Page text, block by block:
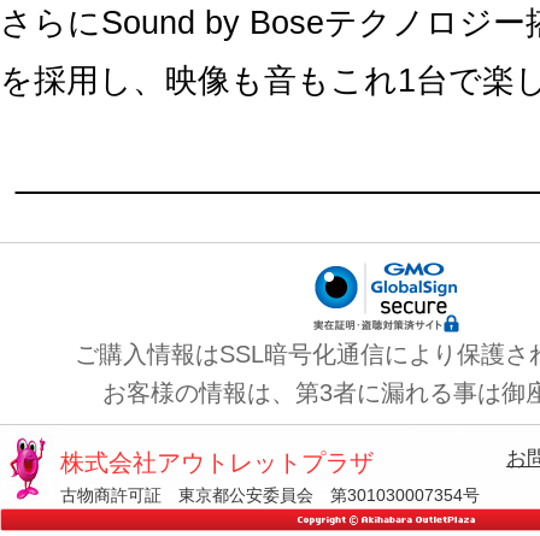
さらにSound by Boseテクノロジー
を採用し、映像も音もこれ1台で楽
ご購入情報はSSL暗号化通信により保護さ
お客様の情報は、第3者に漏れる事は御
株式会社アウトレットプラザ
古物商許可証 東京都公安委員会 第301030007354号
お